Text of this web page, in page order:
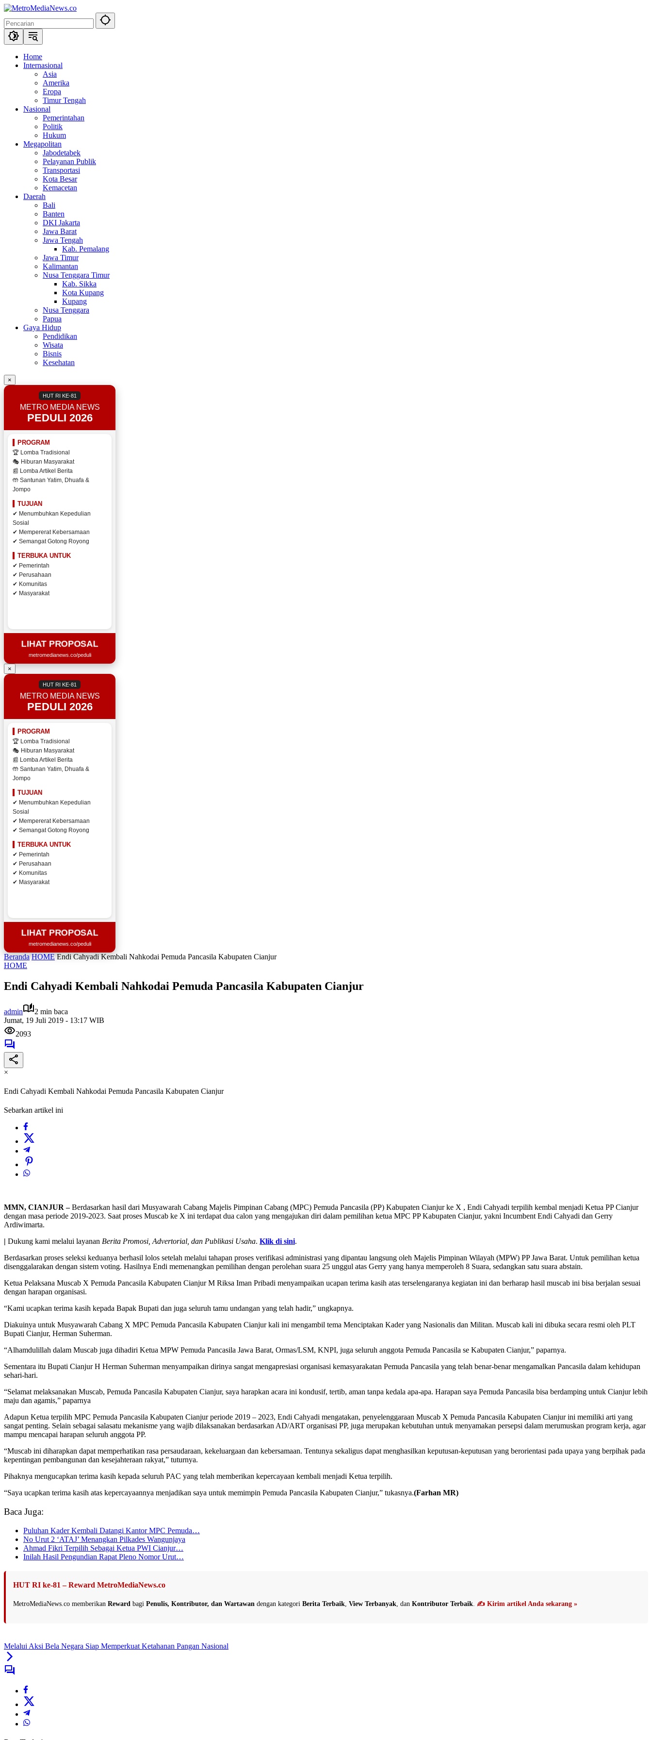
Langsung
konten
Home
Internasional
Asia
Amerika
Eropa
Timur Tengah
Nasional
Pemerintahan
Politik
Hukum
Megapolitan
Jabodetabek
Pelayanan Publik
Transportasi
Kota Besar
Kemacetan
Daerah
Bali
Banten
DKI Jakarta
Jawa Barat
Jawa Tengah
Kab. Pemalang
Jawa Timur
Kalimantan
Nusa Tenggara Timur
Kab. Sikka
Kota Kupang
Kupang
Nusa Tenggara
Papua
Gaya Hidup
Pendidikan
Wisata
Bisnis
Kesehatan
×
HUT RI KE-81
METRO MEDIA NEWS
PEDULI 2026
PROGRAM
🏆 Lomba Tradisional
🎭 Hiburan Masyarakat
📰 Lomba Artikel Berita
🤲 Santunan Yatim, Dhuafa &
Jompo
TUJUAN
✔ Menumbuhkan Kepedulian
Sosial
✔ Mempererat Kebersamaan
✔ Semangat Gotong Royong
TERBUKA UNTUK
✔ Pemerintah
✔ Perusahaan
✔ Komunitas
✔ Masyarakat
LIHAT PROPOSAL
metromedianews.co/peduli
×
HUT RI KE-81
METRO MEDIA NEWS
PEDULI 2026
PROGRAM
🏆 Lomba Tradisional
🎭 Hiburan Masyarakat
📰 Lomba Artikel Berita
🤲 Santunan Yatim, Dhuafa &
Jompo
TUJUAN
✔ Menumbuhkan Kepedulian
Sosial
✔ Mempererat Kebersamaan
✔ Semangat Gotong Royong
TERBUKA UNTUK
✔ Pemerintah
✔ Perusahaan
✔ Komunitas
✔ Masyarakat
LIHAT PROPOSAL
metromedianews.co/peduli
Beranda HOME Endi Cahyadi Kembali Nahkodai Pemuda Pancasila Kabupaten Cianjur
HOME
Endi Cahyadi Kembali Nahkodai Pemuda Pancasila Kabupaten Cianjur
admin
2 min baca
Jumat, 19 Juli 2019 - 13:17 WIB
2093
×
Endi Cahyadi Kembali Nahkodai Pemuda Pancasila Kabupaten Cianjur
Sebarkan artikel ini
MMN, CIANJUR –Berdasarkan hasil dari Musyawarah Cabang Majelis Pimpinan Cabang (MPC) Pemuda Pancasila (PP) Kabupaten Cianjur ke X , Endi Cahyadi terpilih kembal menjadi Ketua PP Cianjur
dengan masa periode 2019-2023. Saat proses Muscab ke X ini terdapat dua calon yang mengajukan diri dalam pemilihan ketua MPC PP Kabupaten Cianjur, yakni Incumbent Endi Cahyadi dan Gerry
Ardiwimarta.
| Dukung kami melalui layanan Berita Promosi, Advertorial, dan Publikasi Usaha. Klik di sini.
Berdasarkan proses seleksi keduanya berhasil lolos setelah melalui tahapan proses verifikasi administrasi yang dipantau langsung oleh Majelis Pimpinan Wilayah (MPW) PP Jawa Barat. Untuk pemilihan ketua
disenggalarakan dengan sistem voting. Hasilnya Endi memenangkan pemilihan dengan perolehan suara 25 unggul atas Gerry yang hanya memperoleh 8 Suara, sedangkan satu suara abstain.
Ketua Pelaksana Muscab X Pemuda Pancasila Kabupaten Cianjur M Riksa Iman Pribadi menyampaikan ucapan terima kasih atas terselengaranya kegiatan ini dan berharap hasil muscab ini bisa berjalan sesuai
dengan harapan organisasi.
“Kami ucapkan terima kasih kepada Bapak Bupati dan juga seluruh tamu undangan yang telah hadir,” ungkapnya.
Diakuinya untuk Musyawarah Cabang X MPC Pemuda Pancasila Kabupaten Cianjur kali ini mengambil tema Menciptakan Kader yang Nasionalis dan Militan. Muscab kali ini dibuka secara resmi oleh PLT
Bupati Cianjur, Herman Suherman.
“Alhamdulillah dalam Muscab juga dihadiri Ketua MPW Pemuda Pancasila Jawa Barat, Ormas/LSM, KNPI, juga seluruh anggota Pemuda Pancasila se Kabupaten Cianjur,” paparnya.
Sementara itu Bupati Cianjur H Herman Suherman menyampaikan dirinya sangat mengapresiasi organisasi kemasyarakatan Pemuda Pancasila yang telah benar-benar mengamalkan Pancasila dalam kehidupan
sehari-hari.
“Selamat melaksanakan Muscab, Pemuda Pancasila Kabupaten Cianjur, saya harapkan acara ini kondusif, tertib, aman tanpa kedala apa-apa. Harapan saya Pemuda Pancasila bisa berdamping untuk Cianjur lebih
maju dan agamis,” paparnya
Adapun Ketua terpilih MPC Pemuda Pancasila Kabupaten Cianjur periode 2019 – 2023, Endi Cahyadi mengatakan, penyelenggaraan Muscab X Pemuda Pancasila Kabupaten Cianjur ini memiliki arti yang
sangat penting. Selain sebagai salasatu mekanisme yang wajib dilaksanakan berdasarkan AD/ART organisasi PP, juga merupakan kebutuhan untuk menyamakan persepsi dalam merumuskan program kerja, agar
mampu mencapai harapan seluruh anggota PP.
“Muscab ini diharapkan dapat memperhatikan rasa persaudaraan, kekeluargaan dan kebersamaan. Tentunya sekaligus dapat menghasilkan keputusan-keputusan yang berorientasi pada upaya yang berpihak pada
kepentingan pembangunan dan kesejahteraan rakyat,” tuturnya.
Pihaknya mengucapkan terima kasih kepada seluruh PAC yang telah memberikan kepercayaan kembali menjadi Ketua terpilih.
“Saya ucapkan terima kasih atas kepercayaannya menjadikan saya untuk memimpin Pemuda Pancasila Kabupaten Cianjur,” tukasnya.(Farhan MR)
Baca Juga:
Puluhan Kader Kembali Datangi Kantor MPC Pemuda…
No Urut 2 ‘ATAJ’ Menangkan Pilkades Wangunjaya
Ahmad Fikri Terpilih Sebagai Ketua PWI Cianjur…
Inilah Hasil Pengundian Rapat Pleno Nomor Urut…
HUT RI ke-81 – Reward MetroMediaNews.co
MetroMediaNews.co memberikan Reward bagi Penulis, Kontributor, dan Wartawan dengan kategori Berita Terbaik View Terbanyak , dan Kontributor Terbaik ✍️ Kirim artikel Anda sekarang »
Melalui Aksi Bela Negara Siap Memperkuat Ketahanan Pangan Nasional